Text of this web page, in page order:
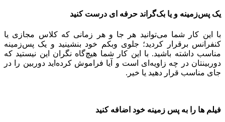
یک پس‌زمینه و یا بک‌گراند حرفه ای درست کنید
با این کار شما می‌توانید هر جا و هر زمانی که کلاس مجازی یا
کنفرانس برقرار کردید؛ جلوی وبکم خود بنشینید و یک پس‌زمینه
مناسب داشته باشید. با این کار شما هیچ‌گاه نگران این نیستید که
دوربینتان در چه زاویه‌ای است و آیا فراموش کرده‌اید دوربین را در
جای مناسب قرار دهید یا خیر.
فیلم ها را به پس زمینه خود اضافه کنید